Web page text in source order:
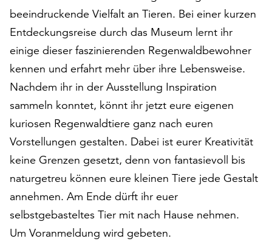
auf
„Alle
akzeptieren“,
um
alle
Cookies
akzeptieren.
Sie
können
Ihr
Einverständnis
jederzeit
ändern
und
widerrufen.
Dafür
beeindruckende Vielfalt an Tieren. Bei einer kurzen
Entdeckungsreise durch das Museum lernt ihr
einige dieser faszinierenden Regenwaldbewohner
kennen und erfahrt mehr über ihre Lebensweise.
Nachdem ihr in der Ausstellung Inspiration
sammeln konntet, könnt ihr jetzt eure eigenen
kuriosen Regenwaldtiere ganz nach euren
Vorstellungen gestalten. Dabei ist eurer Kreativität
keine Grenzen gesetzt, denn von fantasievoll bis
naturgetreu können eure kleinen Tiere jede Gestalt
annehmen. Am Ende dürft ihr euer
selbstgebasteltes Tier mit nach Hause nehmen.
Um Voranmeldung wird gebeten.